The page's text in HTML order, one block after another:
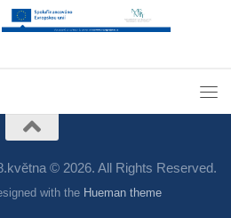
© 2026. All Rights Reserved.
with the Hueman theme